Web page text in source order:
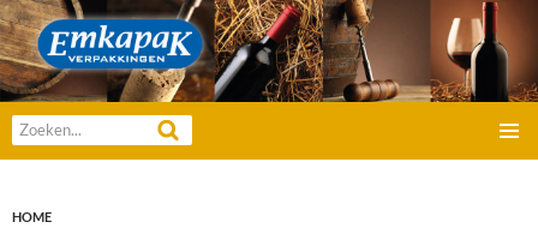
Emkapak Verpakkingen B.V.
Zoeken
naar:
GA
INHOUD
HOME